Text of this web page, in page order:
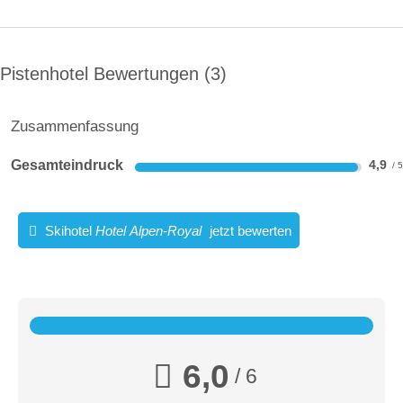
08:30-16:00
08:30-16:00
08:30-16:00
08:30-16:00
Link zum Skigebiet
Pistenhotel Bewertungen 3
Zusammenfassung
Gesamteindruck 4,9
Skihotel Hotel Alpen-Royal jetzt bewerten
6,0 / 6